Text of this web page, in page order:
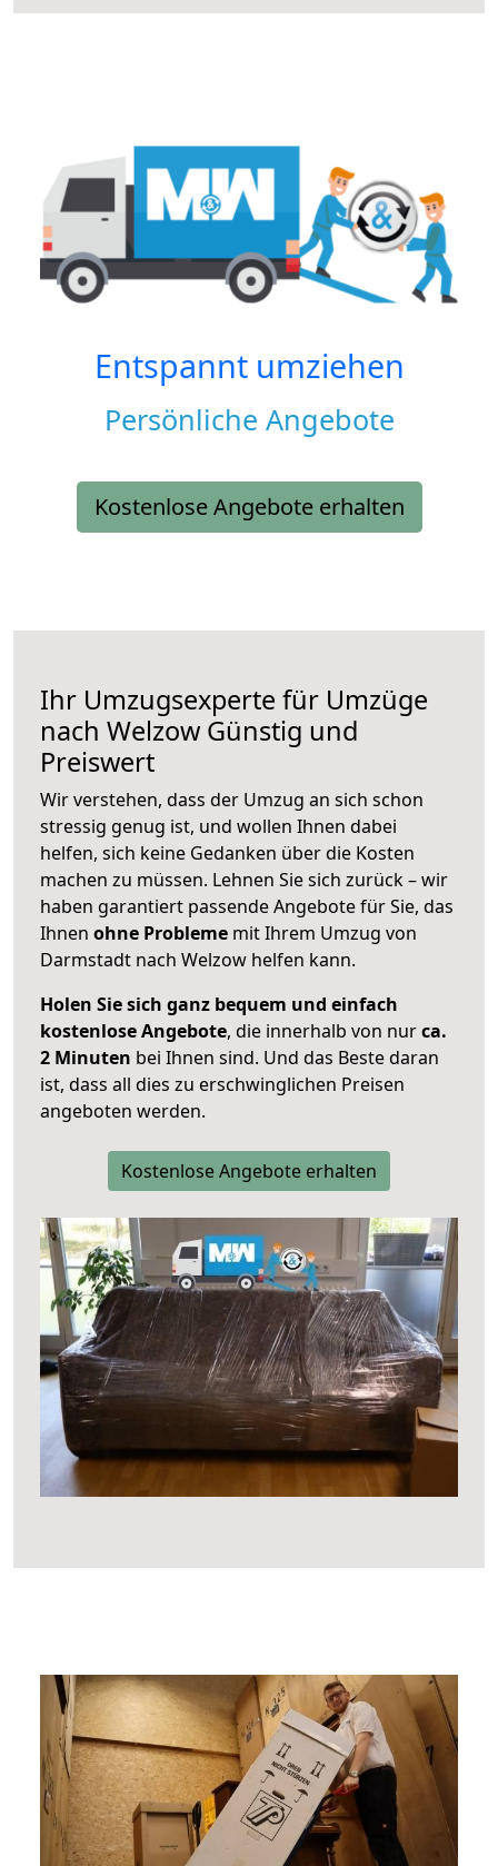
Entspannt umziehen
Persönliche Angebote
Kostenlose Angebote erhalten
Ihr Umzugsexperte für Umzüge
nach Welzow Günstig und
Preiswert
Wir verstehen, dass der Umzug an sich schon
stressig genug ist, und wollen Ihnen dabei
helfen, sich keine Gedanken über die Kosten
machen zu müssen. Lehnen Sie sich zurück – wir
haben garantiert passende Angebote für Sie, das
Ihnen ohne Probleme mit Ihrem Umzug von
Darmstadt nach Welzow helfen kann.
Holen Sie sich ganz bequem und einfach
kostenlose Angebote, die innerhalb von nurca.
2 Minuten bei Ihnen sind. Und das Beste daran
ist, dass all dies zu erschwinglichen Preisen
angeboten werden.
Kostenlose Angebote erhalten